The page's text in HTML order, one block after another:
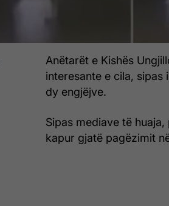
Anëtarët e Kishës
interesante e cila,
dy engjëjve.
Sipas mediave të
kapur gjatë pagëzimit